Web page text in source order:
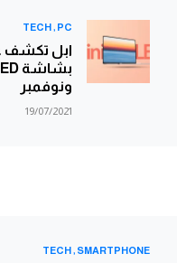
PC
TECH
ونوفمبر
19/07/2021
SMARTPHONE
TECH